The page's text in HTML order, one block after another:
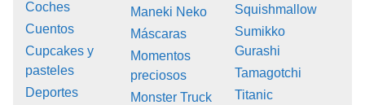
Coches
Cuentos
Cupcakes y
pasteles
Deportes
Maneki Neko
Máscaras
Momentos
preciosos
Monster Truck
Squishmallow
Sumikko
Gurashi
Tamagotchi
Titanic